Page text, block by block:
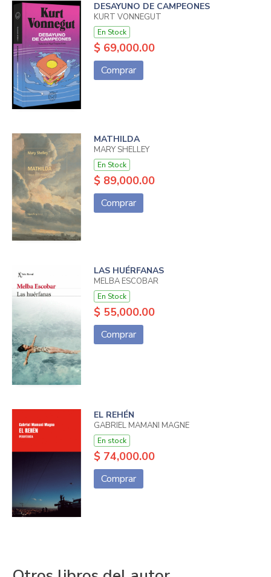
DESAYUNO DE CAMPEONES
KURT VONNEGUT
En Stock
$ 69,000.00
Comprar
MATHILDA
MARY SHELLEY
En Stock
$ 89,000.00
Comprar
LAS HUÉRFANAS
MELBA ESCOBAR
En Stock
$ 55,000.00
Comprar
EL REHÉN
GABRIEL MAMANI MAGNE
En stock
$ 74,000.00
Comprar